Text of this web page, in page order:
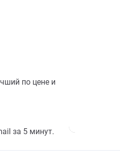
по цене и
за 5 минут.